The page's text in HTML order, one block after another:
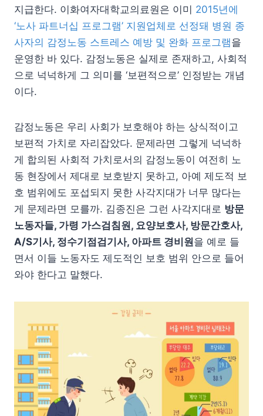
지급한다. 이화여자대학교의료원은 이미 2015년에
‘노사 파트너십 프로그램’ 지원업체로 선정돼 병원 종
사자의 감정노동 스트레스 예방 및 완화 프로그램을
운영한 바 있다. 감정노동은 실제로 존재하고, 사회적
으로 넉넉하게 그 의미를 ‘보편적으로’ 인정받는 개념
이다.
감정노동은 우리 사회가 보호해야 하는 상식적이고
보편적 가치로 자리잡았다. 문제라면 그렇게 넉넉하
게 합의된 사회적 가치로서의 감정노동이 여전히 노
동 현장에서 제대로 보호받지 못하고, 아예 제도적 보
호 범위에도 포섭되지 못한 사각지대가 너무 많다는
게 문제라면 모를까. 김종진은 그런 사각지대로 방문
노동자들, 가령 가스검침원, 요양보호사, 방문간호사,
A/S기사, 정수기점검기사, 아파트 경비원을 예로 들
면서 이들 노동자도 제도적인 보호 범위 안으로 들어
와야 한다고 말했다.